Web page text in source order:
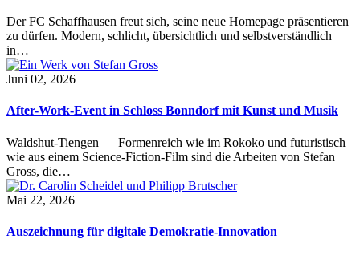
Der FC Schaffhausen freut sich, seine neue Homepage präsentieren
zu dürfen. Modern, schlicht, übersichtlich und selbstverständlich
in…
Juni 02, 2026
After-Work-Event in Schloss Bonndorf mit Kunst und Musik
Waldshut-Tiengen — Formenreich wie im Rokoko und futuristisch
wie aus einem Science-Fiction-Film sind die Arbeiten von Stefan
Gross, die…
Mai 22, 2026
Auszeichnung für digitale Demokratie-Innovation